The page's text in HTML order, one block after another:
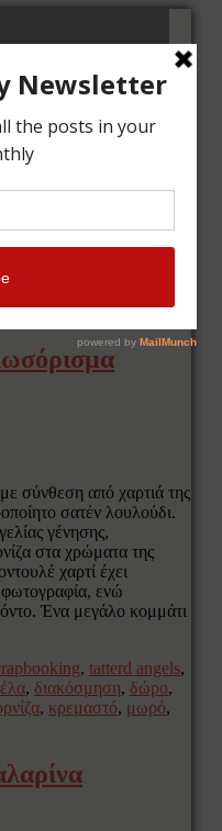
σύνθεση από χαρτιά της
σατέν λουλούδι.
γένησης,
στα χρώματα της
χαρτί έχει
φωτογραφία, ενώ
Ένα μεγάλο κομμάτι
, tatterd angels,
, διακόσμηση, δώρο,
, κρεμαστό, μωρό,